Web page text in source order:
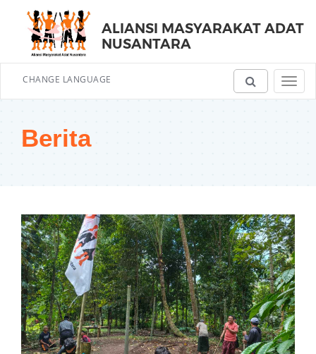
ALIANSI MASYARAKAT ADAT
NUSANTARA
CHANGE LANGUAGE
Berita